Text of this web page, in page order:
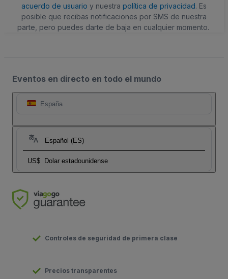
acuerdo de usuario y nuestra política de privacidad. Es
posible que recibas notificaciones por SMS de nuestra
parte, pero puedes darte de baja en cualquier momento.
Eventos en directo en todo el mundo
España
Español (ES)
US$ Dolar estadounidense
Controles de seguridad de primera clase
Precios transparentes